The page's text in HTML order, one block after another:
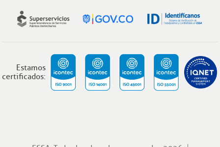
Estamos
certificados: